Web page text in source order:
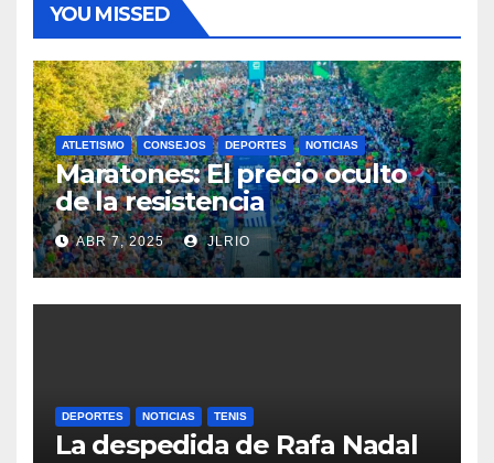
YOU MISSED
ATLETISMO CONSEJOS DEPORTES NOTICIAS
Maratones: El precio oculto
de la resistencia
ABR 7, 2025 JLRIO
DEPORTES NOTICIAS TENIS
La despedida de Rafa Nadal